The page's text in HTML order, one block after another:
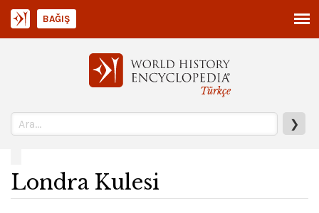
Türkçe
❯
BAĞIŞ
Londra Kulesi